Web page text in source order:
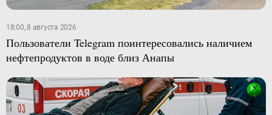
18:00, 8 августа 2026
Пользователи Telegram поинтересовались наличием
нефтепродуктов в воде близ Анапы